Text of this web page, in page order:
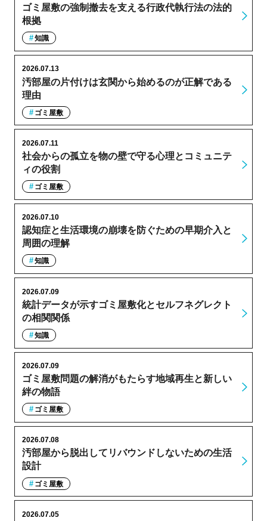
ゴミ屋敷の強制撤去を支える行政代執行法の法的
根拠
知識
汚部屋の片付けは玄関から始めるのが正解である
理由
2026.07.13
ゴミ屋敷
社会からの孤立を物の壁で守る心理とコミュニテ
ィの役割
2026.07.11
ゴミ屋敷
認知症と生活環境の崩壊を防ぐための早期介入と
周囲の理解
2026.07.10
知識
統計データが示すゴミ屋敷化とセルフネグレクト
の相関関係
2026.07.09
知識
ゴミ屋敷問題の解消がもたらす地域再生と新しい
絆の物語
2026.07.09
ゴミ屋敷
汚部屋から脱出してリバウンドしないための生活
設計
2026.07.08
ゴミ屋敷
2026.07.05